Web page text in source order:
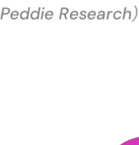
Peddie Research)